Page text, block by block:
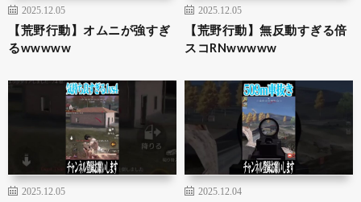
2025.12.05
【荒野行動】オムニが強すぎ
るwwwww
2025.12.05
【荒野行動】無反動すぎる倍
スコRNwwwww
2025.12.05 2025.12.04